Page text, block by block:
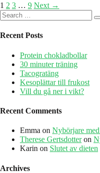
snabbt
Posts
navigation
1 2 3 … 9 Next →
Search
for:
Recent Posts
Protein chokladbollar
30 minuter träning
Tacogratäng
Kesoplättar till frukost
Vill du gå ner i vikt?
Recent Comments
Emma on Nybörjare
Therese Gertsdotteron
Karin on Slutet av dieten
Archives